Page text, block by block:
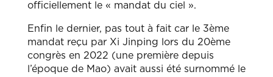
officiellement le « mandat du ciel ».
Enfin le dernier, pas tout à fait car le 3ème
mandat reçu par Xi Jinping lors du 20ème
congrès en 2022 (une première depuis
l’époque de Mao) avait aussi été surnommé le